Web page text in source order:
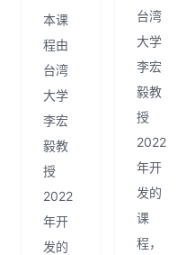
本课
程由
台湾
大学
李宏
毅教
授
2022
年开
发的
台湾
大学
李宏
毅教
授
2022
年开
发的
课
程，